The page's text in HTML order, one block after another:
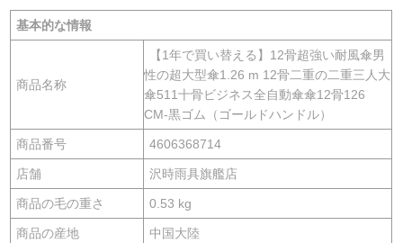
基本的な情報
商品名称
【1年で買い替える】12骨超強い耐風傘男
性の超大型傘1.26 m 12骨二重の二重三人大
傘511十骨ビジネス全自動傘傘12骨126
CM-黒ゴム（ゴールドハンドル）
商品番号 4606368714
店舗 沢時雨具旗艦店
商品の毛の重さ 0.53 kg
商品の産地 中国大陸